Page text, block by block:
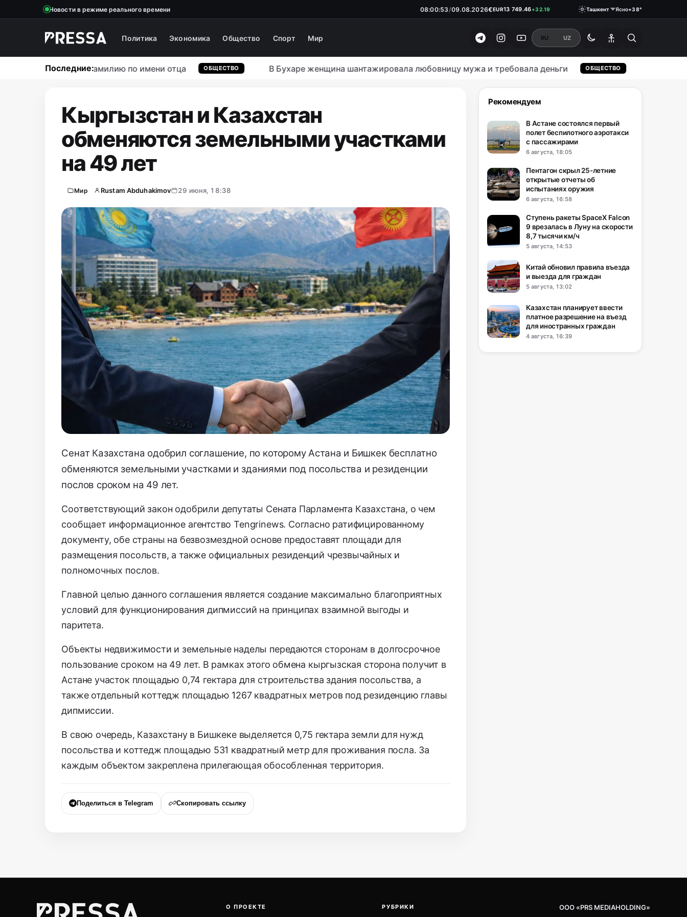
Новости в режиме реального времени 08:00:54/09.08.2026
₽
Ташкент Ясно+38°
Политика Экономика Общество Спорт Мир RU UZ
Последние:
давать ребенку фамилию по имени отца ОБЩЕСТВО В Бухаре женщина шантажировала любовницу мужа и требовала деньги ОБЩЕСТВО
Кыргызстан и Казахстан
обменяются земельными участками
на 49 лет
Мир Rustam Abduhakimov 29 июня, 18:38
Сенат Казахстана одобрил соглашение, по которому Астана и Бишкек бесплатно
обменяются земельными участками и зданиями под посольства и резиденции
послов сроком на 49 лет.
Соответствующий закон одобрили депутаты Сената Парламента Казахстана, о чем
сообщает информационное агентство Tengrinews. Согласно ратифицированному
документу, обе страны на безвозмездной основе предоставят площади для
размещения посольств, а также официальных резиденций чрезвычайных и
полномочных послов.
Главной целью данного соглашения является создание максимально благоприятных
условий для функционирования дипмиссий на принципах взаимной выгоды и
паритета.
Объекты недвижимости и земельные наделы передаются сторонам в долгосрочное
пользование сроком на 49 лет. В рамках этого обмена кыргызская сторона получит в
Астане участок площадью 0,74 гектара для строительства здания посольства, а
также отдельный коттедж площадью 1267 квадратных метров под резиденцию главы
дипмиссии.
В свою очередь, Казахстану в Бишкеке выделяется 0,75 гектара земли для нужд
посольства и коттедж площадью 531 квадратный метр для проживания посла. За
каждым объектом закреплена прилегающая обособленная территория.
Поделиться в Telegram Скопировать ссылку
Рекомендуем
В Астане состоялся первый
полет беспилотного аэротакси
с пассажирами
6 августа, 18:05
Пентагон скрыл 25-летние
открытые отчеты об
испытаниях оружия
6 августа, 16:58
Ступень ракеты SpaceX Falcon
9 врезалась в Луну на скорости
8,7 тысячи км/ч
5 августа, 14:53
Китай обновил правила въезда
и выезда для граждан
5 августа, 13:02
Казахстан планирует ввести
платное разрешение на въезд
для иностранных граждан
4 августа, 16:39
О ПРОЕКТЕ РУБРИКИ ООО «PRS MEDIAHOLDING»